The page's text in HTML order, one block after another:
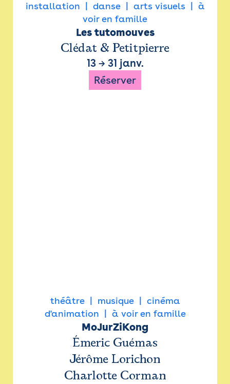
installation danse arts visuels
à
voir en famille
Les tutomouves
Clédat & Petitpierre
13→ 31 janv.
Réserver
théâtre musique
cinéma
d'animation
à voir en famille
MoJurZiKong
Émeric Guémas
Jérôme Lorichon
Charlotte Corman